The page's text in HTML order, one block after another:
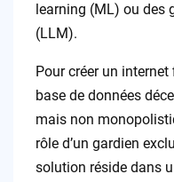
learning (ML) ou des
(LLM).
Pour créer un
base de données
mais non
rôle d’un gardien
solution réside dans